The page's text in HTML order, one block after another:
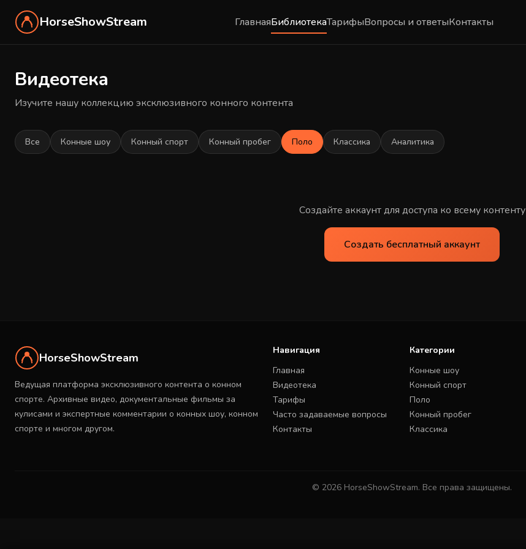
HorseShowStream ГлавнаяБиблиотекаТарифыВопросы и ответыКонтакты
Видеотека
Изучите нашу коллекцию эксклюзивного конного контента
Все Конные шоу Конный спорт Конный пробег Поло Классика Аналитика
Создайте аккаунт для доступа ко всему контенту
Создать бесплатный аккаунт
HorseShowStream
Ведущая платформа эксклюзивного контента о конном
спорте. Архивные видео, документальные фильмы за
кулисами и экспертные комментарии о конных шоу, конном
спорте и многом другом.
Навигация
Главная
Видеотека
Тарифы
Часто задаваемые вопросы
Контакты
Категории
Конные шоу
Конный спорт
Поло
Конный пробег
Классика
© 2026 HorseShowStream. Все права защищены.